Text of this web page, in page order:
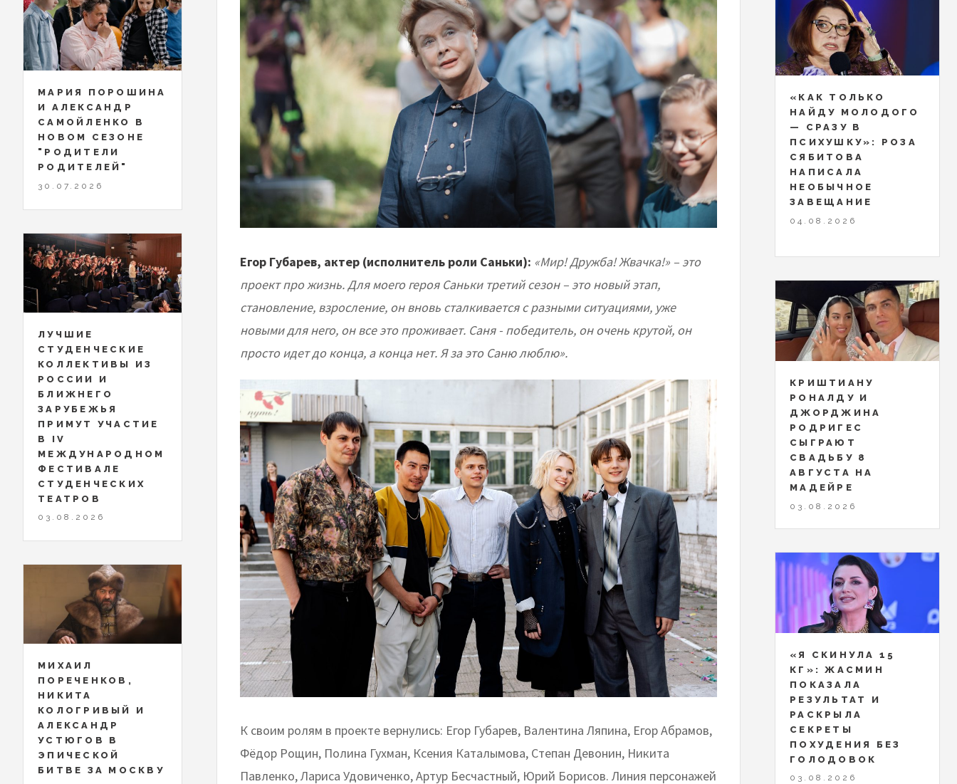
Егор Губарев, актер (исполнитель роли Саньки): «Мир! Дружба! Жвачка!» – это
проект про жизнь. Для моего героя Саньки третий сезон – это новый этап,
становление, взросление, он вновь сталкивается с разными ситуациями, уже
новыми для него, он все это проживает. Саня - победитель, он очень крутой, он
просто идет до конца, а конца нет. Я за это Саню люблю».
К своим ролям в проекте вернулись: Егор Губарев, Валентина Ляпина, Егор Абрамов,
Фёдор Рощин, Полина Гухман, Ксения Каталымова, Степан Девонин, Никита
Павленко, Лариса Удовиченко, Артур Бесчастный, Юрий Борисов. Линия персонажей
МАРИЯ ПОРОШИНА
И АЛЕКСАНДР
САМОЙЛЕНКО В
НОВОМ СЕЗОНЕ
"РОДИТЕЛИ
РОДИТЕЛЕЙ"
30.07.2026
ЛУЧШИЕ
СТУДЕНЧЕСКИЕ
КОЛЛЕКТИВЫ ИЗ
РОССИИ И
БЛИЖНЕГО
ЗАРУБЕЖЬЯ
ПРИМУТ УЧАСТИЕ
В IV
МЕЖДУНАРОДНОМ
ФЕСТИВАЛЕ
СТУДЕНЧЕСКИХ
ТЕАТРОВ
03.08.2026
МИХАИЛ
ПОРЕЧЕНКОВ,
НИКИТА
КОЛОГРИВЫЙ И
АЛЕКСАНДР
УСТЮГОВ В
ЭПИЧЕСКОЙ
БИТВЕ ЗА МОСКВУ
«КАК ТОЛЬКО
НАЙДУ МОЛОДОГО
— СРАЗУ В
ПСИХУШКУ»: РОЗА
СЯБИТОВА
НАПИСАЛА
НЕОБЫЧНОЕ
ЗАВЕЩАНИЕ
04.08.2026
КРИШТИАНУ
РОНАЛДУ И
ДЖОРДЖИНА
РОДРИГЕС
СЫГРАЮТ
СВАДЬБУ 8
АВГУСТА НА
МАДЕЙРЕ
03.08.2026
«Я СКИНУЛА 15
КГ»: ЖАСМИН
ПОКАЗАЛА
РЕЗУЛЬТАТ И
РАСКРЫЛА
СЕКРЕТЫ
ПОХУДЕНИЯ БЕЗ
ГОЛОДОВОК
03.08.2026